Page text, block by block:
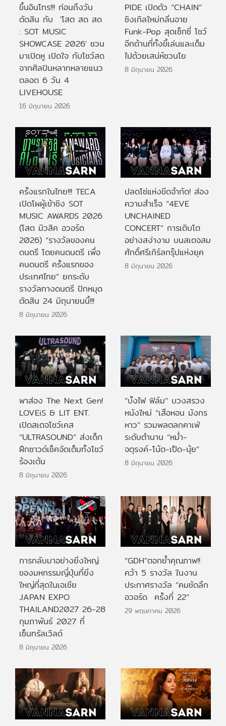
ขึ้นอินโทร!!! ก่อนถึงวัน
ตัดสิน กับ 'โสต สด สด
: SOT MUSIC
SHOWCASE 2026' ชวน
มาเปิดหู เปิดใจ กับโชว์สด
จากศิลปินหลากหลายแนว
ตลอด 6 วัน 4
LIVEHOUSE
16 มิถุนายน 2026
PIDE เปิดตัว “CHAIN”
ซิงเกิลใหม่กลิ่นอาย
Funk-Pop สุดเซ็กซี่ โชว์
อีกด้านที่ทั้งขี้เล่นและเต็ม
ไปด้วยเสน่ห์ชวนโย
8 มิถุนายน 2026
ครั้งแรกในไทย!!! TECA
เปิดโผผู้เข้าชิง SOT
MUSIC AWARDS 2026
(โสต มิวสิค อวอร์ด
2026) “รางวัลของคน
ดนตรี โดยคนดนตรี เพื่อ
คนดนตรี ครั้งแรกของ
ประเทศไทย” ยกระดับ
รางวัลทางดนตรี ปักหมุด
ตัดสิน 24 มิถุนายนนี้!!!
8 มิถุนายน 2026
ปลดโซ่แห่งขีดจำกัด! ส่อง
ความสำเร็จ “4EVE
UNCHAINED
CONCERT” การเติบโต
อย่างสง่างาม บนสเตจสม
ศักดิ์ศรีเกิร์ลกรุ๊ปแห่งยุค
8 มิถุนายน 2026
พาส่อง The Next Gen!
LOVEiS & LIT ENT.
เปิดสเตจโชว์เคส
“ULTRASOUND” ส่งเด็ก
ฝึกซาวด์เช็คจัดเต็มทั้งโชว์
ร้องเต้น
8 มิถุนายน 2026
“บั้งไฟ ฟิล์ม” บวงสรวง
หนังใหม่ “เสือหอน มังกร
หาว” รวมพลตลกคาเฟ่
ระดับตำนาน “หม่ำ-
จตุรงค์-โน้ต-เป็ด-นุ้ย”
8 มิถุนายน 2026
การกลับมาอย่างยิ่งใหญ่
ของมหกรรมญี่ปุ่นที่ยิ่ง
ใหญ่ที่สุดในเอเชีย
JAPAN EXPO
THAILAND2027 26-28
กุมภาพันธ์ 2027 ที่
เซ็นทรัลเวิลด์
8 มิถุนายน 2026
“GDH”ตอกย้ำคุณภาพ!!
คว้า 5 รางวัล ในงาน
ประกาศรางวัล “คมชัดลึก
อวอร์ด ครั้งที่ 22”
29 พฤษภาคม 2026